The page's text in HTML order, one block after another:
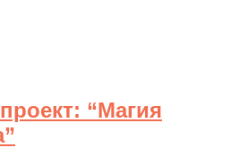
“Магия